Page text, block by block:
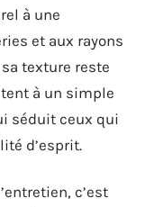
à une
et aux rayons
texture reste
à un simple
séduit ceux qui
d’esprit.
c’est